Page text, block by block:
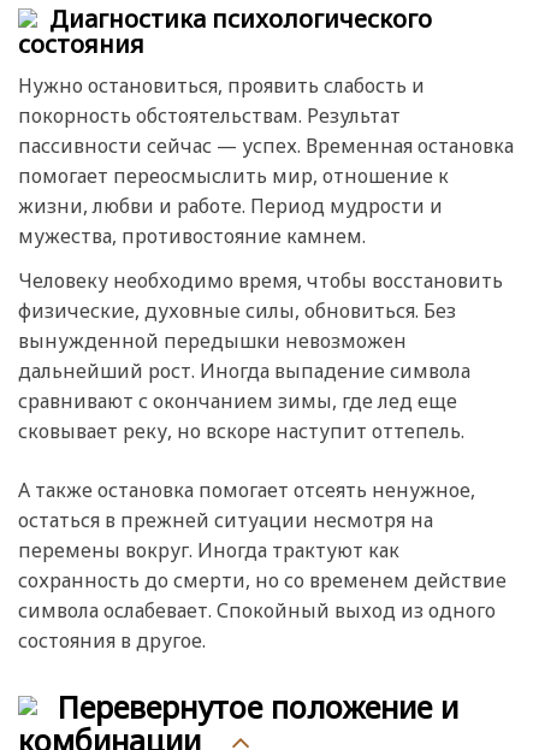
Диагностика психологического
состояния
Нужно остановиться, проявить слабость и
покорность обстоятельствам. Результат
пассивности сейчас — успех. Временная остановка
помогает переосмыслить мир, отношение к
жизни, любви и работе. Период мудрости и
мужества, противостояние камнем.
Человеку необходимо время, чтобы восстановить
физические, духовные силы, обновиться. Без
вынужденной передышки невозможен
дальнейший рост. Иногда выпадение символа
сравнивают с окончанием зимы, где лед еще
сковывает реку, но вскоре наступит оттепель.
А также остановка помогает отсеять ненужное,
остаться в прежней ситуации несмотря на
перемены вокруг. Иногда трактуют как
сохранность до смерти, но со временем действие
символа ослабевает. Спокойный выход из одного
состояния в другое.
Перевернутое положение и
комбинации